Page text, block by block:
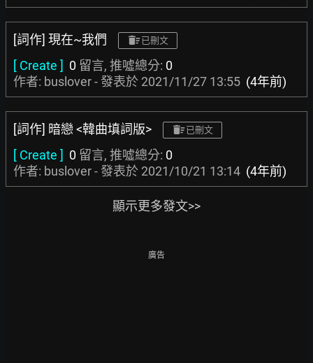
[詞作] 現在~我們 已刪文
[ Create ] 0 留言, 推噓總分: 0
作者: buslover - 發表於 2021/11/27 13:55 (4年前)
[詞作] 暗戀 <韓曲填詞版> 已刪文
[ Create ] 0 留言, 推噓總分: 0
作者: buslover - 發表於 2021/10/21 13:14 (4年前)
顯示更多發文>>
廣告